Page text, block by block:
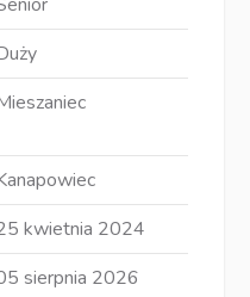
kwietnia 2024
sierpnia 2026